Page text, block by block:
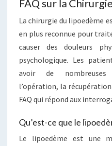
FAQ sur la
La chirurgie du lipoedème
en plus reconnue pour
causer des douleurs
psychologique. Les
avoir de nombreuses
l’opération, la
FAQ qui répond aux
Qu’est-ce que le
Le lipoedème est une